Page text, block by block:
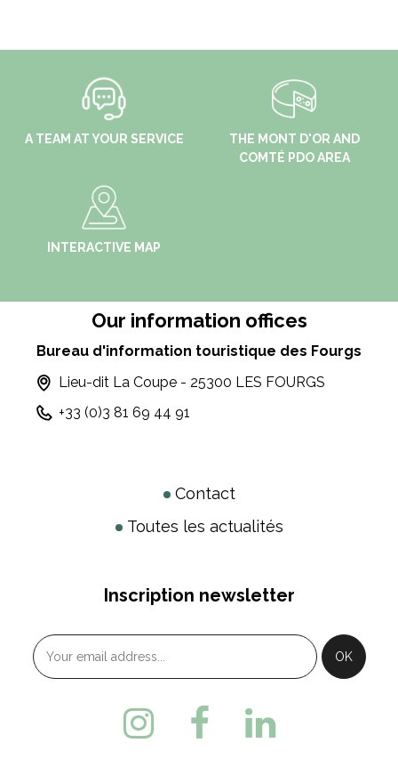
A TEAM AT YOUR SERVICE
THE MONT D'OR AND
COMTÉ PDO AREA
INTERACTIVE MAP
Our information offices
Bureau d'information touristique des Fourgs
Lieu-dit La Coupe - 25300 LES FOURGS
+33 (0)3 81 69 44 91
Contact
Toutes les actualités
Inscription newsletter